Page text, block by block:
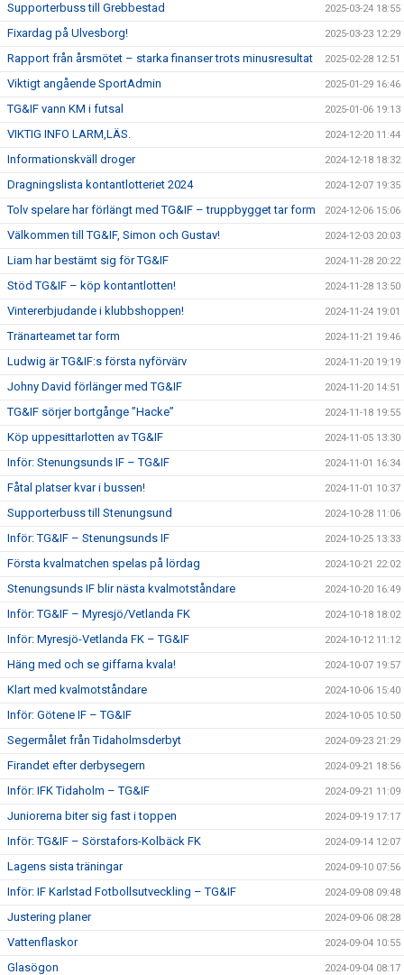
Supporterbuss till Grebbestad 2025-03-24 18:55
Fixardag på Ulvesborg! 2025-03-23 12:29
Rapport från årsmötet – starka finanser trots minusresultat 2025-02-28 12:51
Viktigt angående SportAdmin 2025-01-29 16:46
TG&IF vann KM i futsal 2025-01-06 19:13
VIKTIG INFO LARM,LÄS. 2024-12-20 11:44
Informationskväll droger 2024-12-18 18:32
Dragningslista kontantlotteriet 2024 2024-12-07 19:35
Tolv spelare har förlängt med TG&IF – truppbygget tar form 2024-12-06 15:06
Välkommen till TG&IF, Simon och Gustav! 2024-12-03 20:03
Liam har bestämt sig för TG&IF 2024-11-28 20:22
Stöd TG&IF – köp kontantlotten! 2024-11-28 13:50
Vintererbjudande i klubbshoppen! 2024-11-24 19:01
Tränarteamet tar form 2024-11-21 19:46
Ludwig är TG&IF:s första nyförvärv 2024-11-20 19:19
Johny David förlänger med TG&IF 2024-11-20 14:51
TG&IF sörjer bortgånge ”Hacke” 2024-11-18 19:55
Köp uppesittarlotten av TG&IF 2024-11-05 13:30
Inför: Stenungsunds IF – TG&IF 2024-11-01 16:34
Fåtal platser kvar i bussen! 2024-11-01 10:37
Supporterbuss till Stenungsund 2024-10-28 11:06
Inför: TG&IF – Stenungsunds IF 2024-10-25 13:33
Första kvalmatchen spelas på lördag 2024-10-21 22:02
Stenungsunds IF blir nästa kvalmotståndare 2024-10-20 16:49
Inför: TG&IF – Myresjö/Vetlanda FK 2024-10-18 18:02
Inför: Myresjö-Vetlanda FK – TG&IF 2024-10-12 11:12
Häng med och se giffarna kvala! 2024-10-07 19:57
Klart med kvalmotståndare 2024-10-06 15:40
Inför: Götene IF – TG&IF 2024-10-05 10:50
Segermålet från Tidaholmsderbyt 2024-09-23 21:29
Firandet efter derbysegern 2024-09-21 18:56
Inför: IFK Tidaholm – TG&IF 2024-09-21 11:09
Juniorerna biter sig fast i toppen 2024-09-19 17:17
Inför: TG&IF – Sörstafors-Kolbäck FK 2024-09-14 12:07
Lagens sista träningar 2024-09-10 07:56
Inför: IF Karlstad Fotbollsutveckling – TG&IF 2024-09-08 09:48
Justering planer 2024-09-06 08:28
Vattenflaskor 2024-09-04 10:55
Glasögon 2024-09-04 08:17